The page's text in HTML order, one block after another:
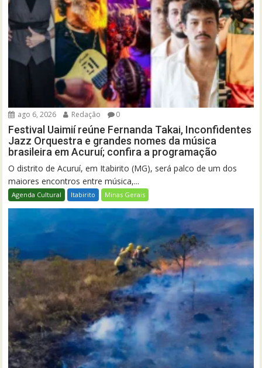
ago 6, 2026 Redação 0
Festival Uaimií reúne Fernanda Takai, Inconfidentes
Jazz Orquestra e grandes nomes da música
brasileira em Acuruí; confira a programação
O distrito de Acuruí, em Itabirito (MG), será palco de um dos
maiores encontros entre música,...
Agenda Cultural Itabirito Minas Gerais